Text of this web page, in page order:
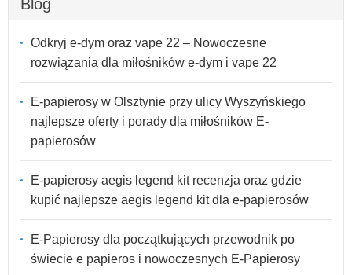
Blog
Odkryj e-dym oraz vape 22 – Nowoczesne
rozwiązania dla miłośników e-dym i vape 22
E-papierosy w Olsztynie przy ulicy Wyszyńskiego
najlepsze oferty i porady dla miłośników E-
papierosów
E-papierosy aegis legend kit recenzja oraz gdzie
kupić najlepsze aegis legend kit dla e-papierosów
E-Papierosy dla początkujących przewodnik po
świecie e papieros i nowoczesnych E-Papierosy